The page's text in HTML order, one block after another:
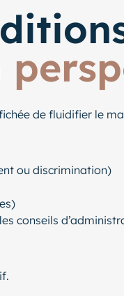
de fluidifier le
ou discrimination)
conseils